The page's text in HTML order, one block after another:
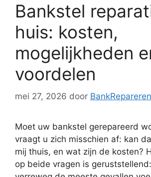
Bankstel
huis: kosten,
mogelijkheden
voordelen
mei 27, 2026 door
Moet uw bankstel gerepareerd
vraagt u zich misschien af: kan
mij thuis, en wat zijn de kosten?
op beide vragen is